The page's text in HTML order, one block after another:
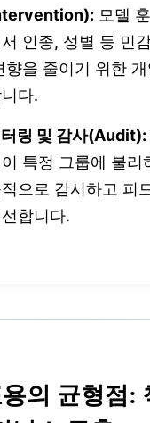
모델
인종, 성별 등 민
향을 줄이기 위한
다.
링 및 감사(Audit):
특정 그룹에 불리
으로 감시하고 피
합니다.
의 균형점: